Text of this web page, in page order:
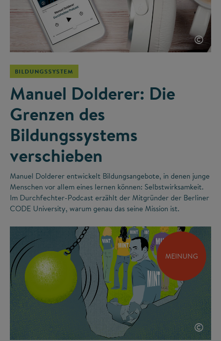
©
BILDUNGSSYSTEM
Manuel Dolderer: Die
Grenzen des
Bildungssystems
verschieben
Manuel Dolderer entwickelt Bildungsangebote, in denen junge
Menschen vor allem eines lernen können: Selbstwirksamkeit.
Im Durchfechter-Podcast erzählt der Mitgründer der Berliner
CODE University, warum genau das seine Mission ist.
MEINUNG
©